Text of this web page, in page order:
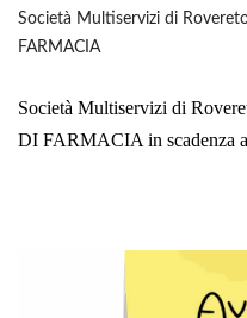
Società Multiservizi di
FARMACIA
Società Multiservizi di
DI FARMACIA in scadenza